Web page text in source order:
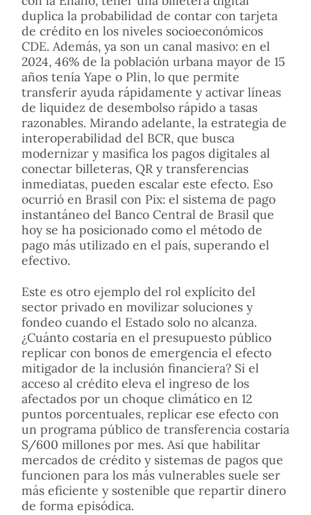
duplica la probabilidad de contar con tarjeta
de crédito en los niveles socioeconómicos
CDE. Además, ya son un canal masivo: en el
2024, 46% de la población urbana mayor de 15
años tenía Yape o Plin, lo que permite
transferir ayuda rápidamente y activar líneas
de liquidez de desembolso rápido a tasas
razonables. Mirando adelante, la estrategia de
interoperabilidad del BCR, que busca
modernizar y masifica los pagos digitales al
conectar billeteras, QR y transferencias
inmediatas, pueden escalar este efecto. Eso
ocurrió en Brasil con Pix: el sistema de pago
instantáneo del Banco Central de Brasil que
hoy se ha posicionado como el método de
pago más utilizado en el país, superando el
efectivo.
Este es otro ejemplo del rol explícito del
sector privado en movilizar soluciones y
fondeo cuando el Estado solo no alcanza.
¿Cuánto costaría en el presupuesto público
replicar con bonos de emergencia el efecto
mitigador de la inclusión financiera? Si el
acceso al crédito eleva el ingreso de los
afectados por un choque climático en 12
puntos porcentuales, replicar ese efecto con
un programa público de transferencia costaría
S/600 millones por mes. Así que habilitar
mercados de crédito y sistemas de pagos que
funcionen para los más vulnerables suele ser
más eficiente y sostenible que repartir dinero
de forma episódica.